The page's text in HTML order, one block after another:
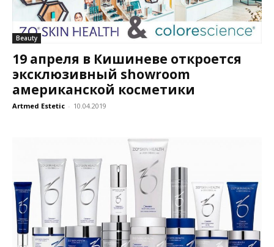
Beauty
19 апреля в Кишиневе откроется
эксклюзивный showroom
американской косметики
Artmed Estetic - 10.04.2019